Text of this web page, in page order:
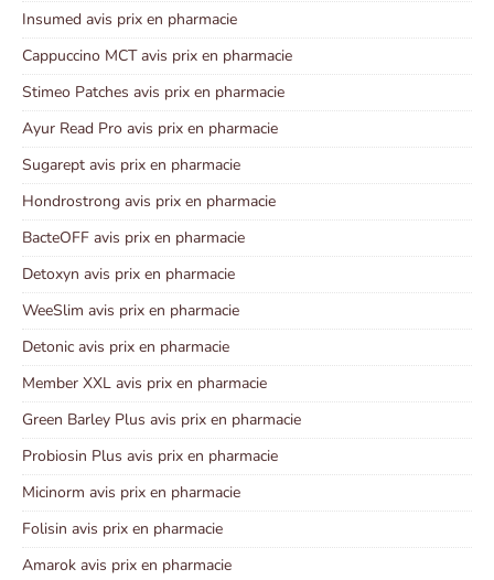
Insumed avis prix en pharmacie
Cappuccino MCT avis prix en pharmacie
Stimeo Patches avis prix en pharmacie
Ayur Read Pro avis prix en pharmacie
Sugarept avis prix en pharmacie
Hondrostrong avis prix en pharmacie
BacteOFF avis prix en pharmacie
Detoxyn avis prix en pharmacie
WeeSlim avis prix en pharmacie
Detonic avis prix en pharmacie
Member XXL avis prix en pharmacie
Green Barley Plus avis prix en pharmacie
Probiosin Plus avis prix en pharmacie
Micinorm avis prix en pharmacie
Folisin avis prix en pharmacie
Amarok avis prix en pharmacie